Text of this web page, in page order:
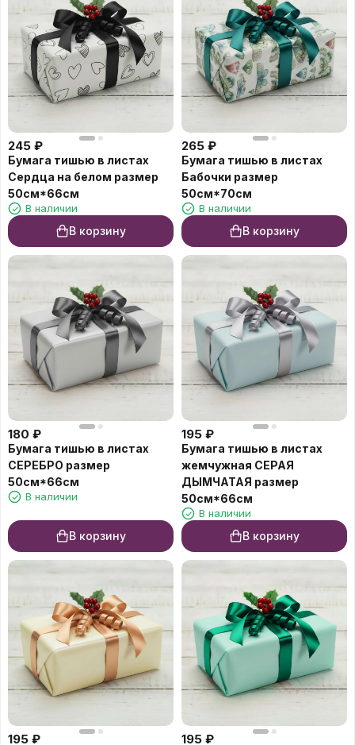
245 ₽
Бумага тишью в листах
Сердца на белом размер
50см*66см
В наличии
В корзину
265 ₽
Бумага тишью в листах
Бабочки размер
50см*70см
В наличии
В корзину
180 ₽
Бумага тишью в листах
СЕРЕБРО размер
50см*66см
В наличии
В корзину
195 ₽
Бумага тишью в листах
жемчужная СЕРАЯ
ДЫМЧАТАЯ размер
50см*66см
В наличии
В корзину
195 ₽ 195 ₽